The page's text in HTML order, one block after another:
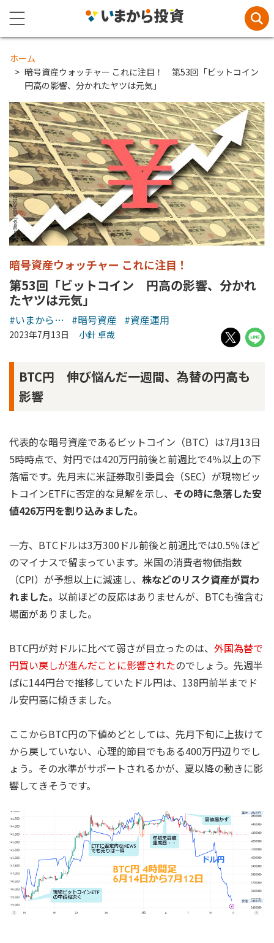
ホーム
暗号資産ウォッチャー これに注目！ 第53回「ビットコイン
円高の影響、分かれたヤツは元気」
暗号資産ウォッチャー これに注目！
第53回「ビットコイン 円高の影響、分かれ
たヤツは元気」
#いまから… #暗号資産 #資産運用
2023年7月13日 小針 卓哉
BTC円 伸び悩んだ一週間、為替の円高も
影響
代表的な暗号資産であるビットコイン（BTC）は7月13日
5時時点で、対円では420万円前後と前週比で4％以上の下
落幅です。先月末に米証券取引委員会（SEC）が現物ビッ
トコインETFに否定的な見解を示し、 その時に急落した安
値426万円を割り込みました。
一方、BTCドルは3万300ドル前後と前週比では0.5％ほど
のマイナスで留まっています。米国の消費者物価指数
（CPI）が予想以上に減速し、 株などのリスク資産が買わ
れました。 以前ほどの反応はありませんが、BTCも強含む
場面がありました。
BTC円が対ドルに比べて弱さが目立ったのは、 外国為替で
円買い戻しが進んだことに影響されたのでしょう。先週半
ばに144円台で推移していたドル円は、138円前半までド
ル安円高に傾きました。
ここからBTC円の下値めどとしては、先月下旬に上抜けて
から戻していない、心理的節目でもある400万円辺りでし
ょう。その水準がサポートされるかが、夏以降の動きに影
響してきそうです。